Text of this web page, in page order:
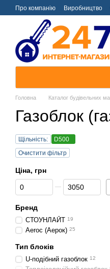
Перейти к основному
Про компанію Виробництво
Головна Каталог будівельних
Газоблок
Щільність:
D500
Очистити фільтр
Ціна, грн
Від Ціна, грн
До Ціна, грн
Бренд
СТОУНЛАЙТ 19
Aeroc (Аерок) 25
Тип блоків
U-подібний газоблок 12